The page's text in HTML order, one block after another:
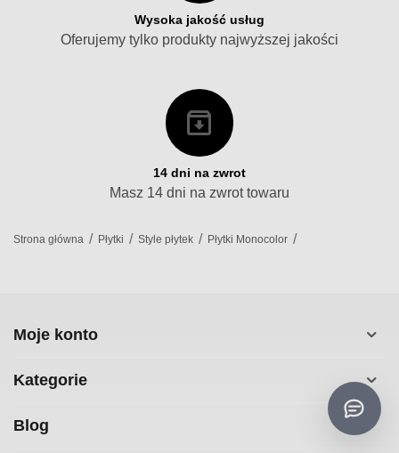
Wysoka jakość usług
Oferujemy tylko produkty najwyższej jakości
14 dni na zwrot
Masz 14 dni na zwrot towaru
Strona główna / Płytki / Style płytek / Płytki Monocolor /
Moje konto
Kategorie
Blog